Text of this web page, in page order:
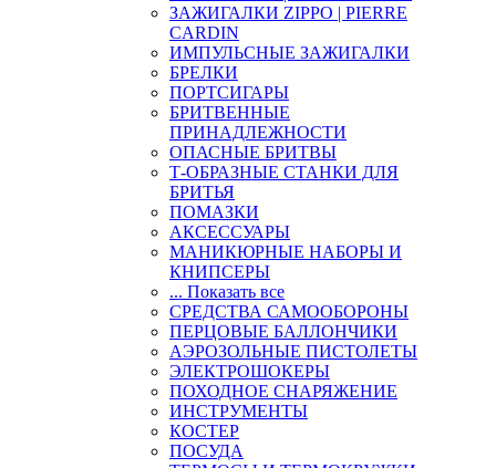
ЗАЖИГАЛКИ ZIPPO | PIERRE
CARDIN
ИМПУЛЬСНЫЕ ЗАЖИГАЛКИ
БРЕЛКИ
ПОРТСИГАРЫ
БРИТВЕННЫЕ
ПРИНАДЛЕЖНОСТИ
ОПАСНЫЕ БРИТВЫ
Т-ОБРАЗНЫЕ СТАНКИ ДЛЯ
БРИТЬЯ
ПОМАЗКИ
АКСЕССУАРЫ
МАНИКЮРНЫЕ НАБОРЫ И
КНИПСЕРЫ
... Показать все
СРЕДСТВА САМООБОРОНЫ
ПЕРЦОВЫЕ БАЛЛОНЧИКИ
АЭРОЗОЛЬНЫЕ ПИСТОЛЕТЫ
ЭЛЕКТРОШОКЕРЫ
ПОХОДНОЕ СНАРЯЖЕНИЕ
ИНСТРУМЕНТЫ
КОСТЕР
ПОСУДА